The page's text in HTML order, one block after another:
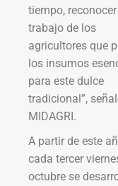
tiempo, reconocer
trabajo de los
agricultores que
los insumos
para este dulce
tradicional”,
MIDAGRI.
A partir de este
cada tercer
octubre se